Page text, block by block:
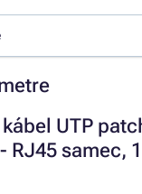
UTP
RJ45 samec,